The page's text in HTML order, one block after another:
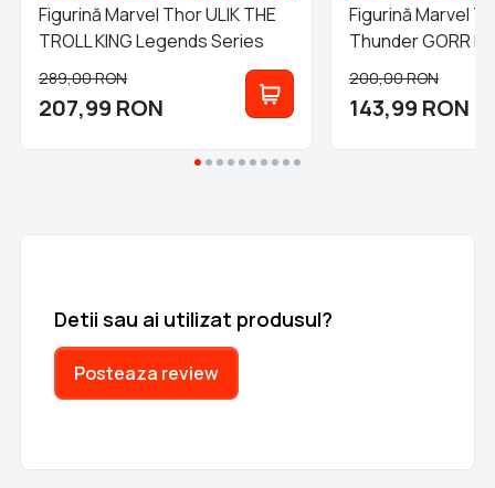
Figurină Marvel Thor ULIK THE
TROLL KING Legends Series
207,99 RON
289,00RON
Figurină Marvel
Thunder GORR
143,99 RON
200,00RON
Detii sau ai utilizat produsul?
Posteaza review